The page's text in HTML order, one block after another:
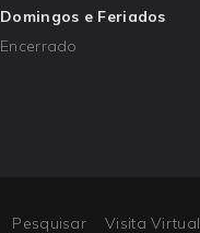
Domingos e Feriados
Encerrado
Pesquisar Visita Virtual